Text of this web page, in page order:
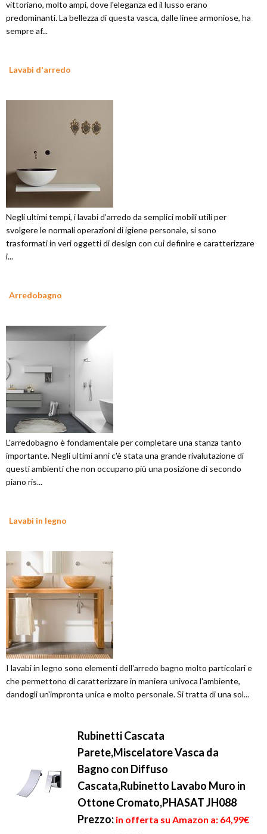
vittoriano, molto ampi, dove l'eleganza ed il lusso erano
predominanti. La bellezza di questa vasca, dalle linee armoniose, ha
sempre af...
Lavabi d'arredo
Negli ultimi tempi, i lavabi d’arredo da semplici mobili utili per
svolgere le normali operazioni di igiene personale, si sono
trasformati in veri oggetti di design con cui definire e caratterizzare
i...
Arredobagno
L'arredobagno è fondamentale per completare una stanza tanto
importante. Negli ultimi anni c'è stata una grande rivalutazione di
questi ambienti che non occupano più una posizione di secondo
piano ris...
Lavabi in legno
I lavabi in legno sono elementi dell'arredo bagno molto particolari e
che permettono di caratterizzare in maniera univoca l'ambiente,
dandogli un'impronta unica e molto personale. Si tratta di una sol...
Rubinetti Cascata
Parete,Miscelatore Vasca da
Bagno con Diffuso
Cascata,Rubinetto Lavabo Muro in
Ottone Cromato,PHASAT JH088
Prezzo: in offerta su Amazon a: 64,99€